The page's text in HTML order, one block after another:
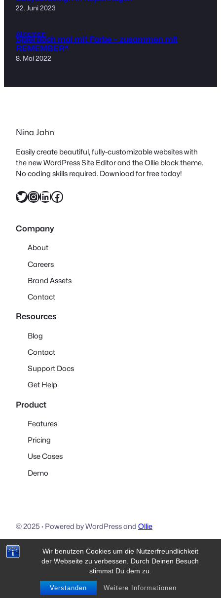
Wir benutzen Cookies um die Nutzerfreundlichkeit
der Webseite zu verbessen. Durch Deinen Besuch
stimmst Du dem zu.
Verstanden Weitere Informationen
22. Juni 2023
Allgemein
Spiel doch mal mit Farbe – zusammen mit
REMEMBER®
8. Mai 2022
Nina Jahn
Easily create beautiful, fully-customizable websites with
the new WordPress Site Editor and the Ollie block theme.
No coding skills required. Download for free today!
Twitter InstagramLinkedIn Facebook
Company
About
Careers
Brand Assets
Contact
Resources
Blog
Contact
Support Docs
Get Help
Product
Features
Pricing
Use Cases
Demo
© 2025 · Powered by WordPress and Ollie
DownloadVisit OllieVisit Mike